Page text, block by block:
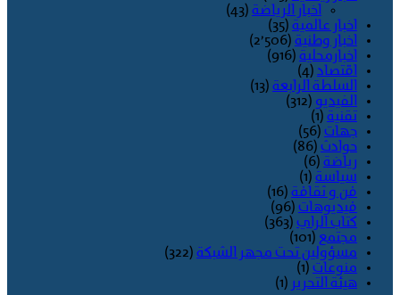
اخبار الرياضة (43)
اخبار عالمية (35)
اخبار وطنية (2٬506)
اخبارمحلية (916)
اقتصاد (4)
السلطة الرابعة (13)
الفيديو (312)
تقنية (1)
جهات (56)
حوادث (86)
رياضة (6)
سياسة (1)
فن و ثقافة (16)
فيديوهات (96)
كتاب الراي (363)
مجتمع (101)
مسؤولين تحت مجهر الشبكة (322)
منوعات (1)
هيئة التحرير (1)